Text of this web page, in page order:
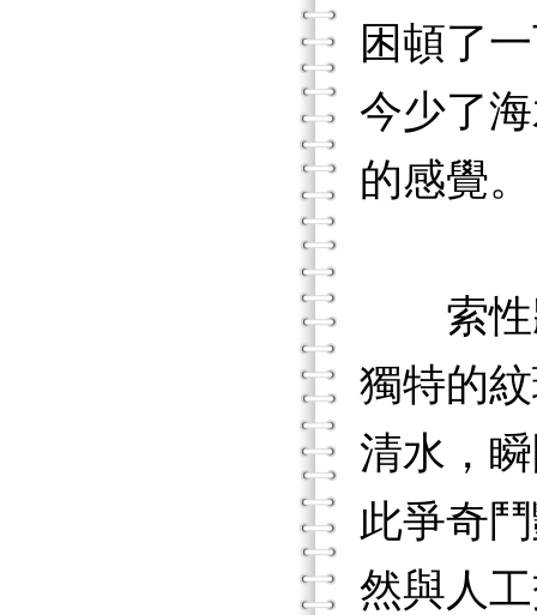
困頓了
今少了
的感覺。
索性將
獨特的
清水，
此爭奇
然與人